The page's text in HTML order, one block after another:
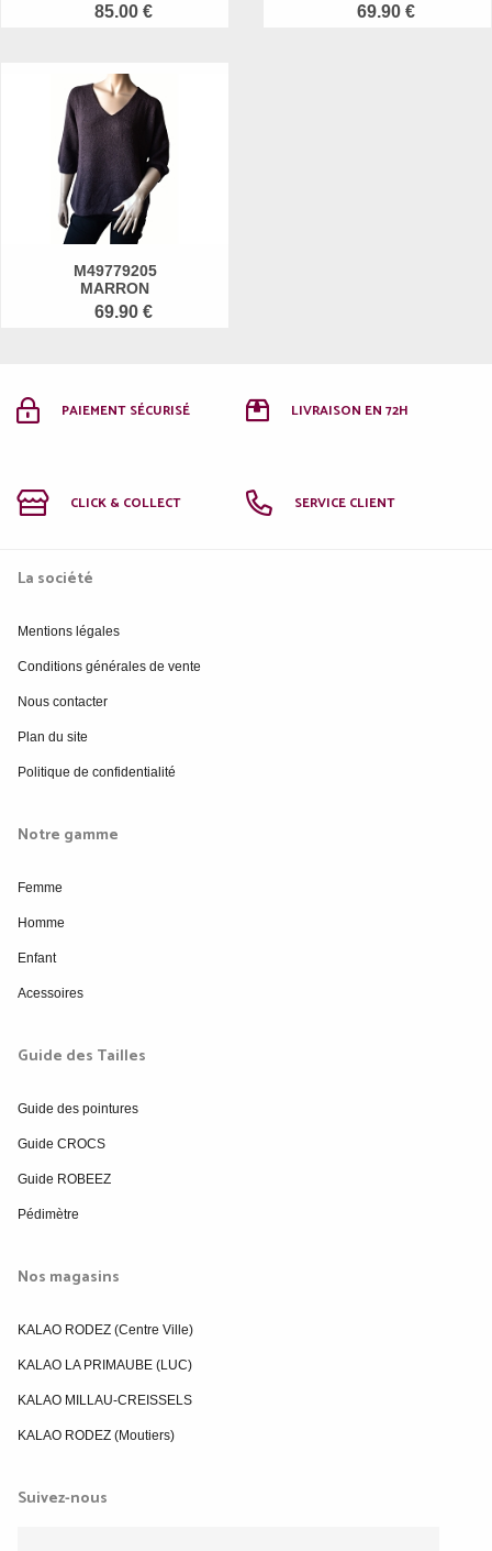
85.00 € 69.90 €
M49779205
MARRON
69.90 €
PAIEMENT SÉCURISÉ LIVRAISON EN 72H
CLICK & COLLECT SERVICE CLIENT
La société
Mentions légales
Conditions générales de vente
Nous contacter
Plan du site
Politique de confidentialité
Notre gamme
Femme
Homme
Enfant
Acessoires
Guide des Tailles
Guide des pointures
Guide CROCS
Guide ROBEEZ
Pédimètre
Nos magasins
KALAO RODEZ (Centre Ville)
KALAO LA PRIMAUBE (LUC)
KALAO MILLAU-CREISSELS
KALAO RODEZ (Moutiers)
Suivez-nous